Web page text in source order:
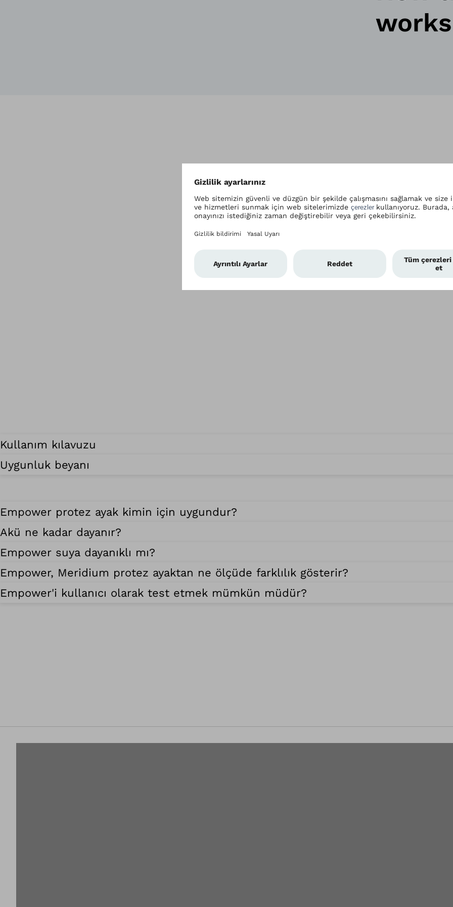
works
Kullanım kılavuzu
Uygunluk beyanı
Empower protez ayak kimin için uygundur?
Akü ne kadar dayanır?
Empower suya dayanıklı mı?
Empower, Meridium protez ayaktan ne ölçüde farklılık gösterir?
Empower'i kullanıcı olarak test etmek mümkün müdür?